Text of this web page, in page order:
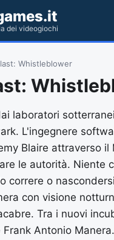
dei videogiochi
Whistleblower
laboratori
L'ingegnere
Blaire attraverso
le autorità. Niente
correre o
con visione
Tra i nuovi
Frank Antonio